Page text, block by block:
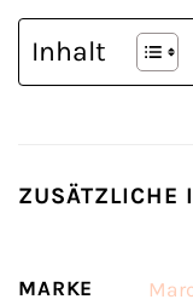
Inhalt
ZUSÄTZLICHE
MARKE